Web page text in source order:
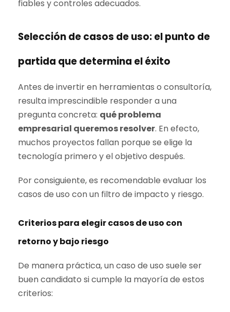
fiables y controles adecuados.
Selección de casos de uso: el punto de
partida que determina el éxito
Antes de invertir en herramientas o consultoría,
resulta imprescindible responder a una
pregunta concreta: qué problema
empresarial queremos resolver. En efecto,
muchos proyectos fallan porque se elige la
tecnología primero y el objetivo después.
Por consiguiente, es recomendable evaluar los
casos de uso con un filtro de impacto y riesgo.
Criterios para elegir casos de uso con
retorno y bajo riesgo
De manera práctica, un caso de uso suele ser
buen candidato si cumple la mayoría de estos
criterios: